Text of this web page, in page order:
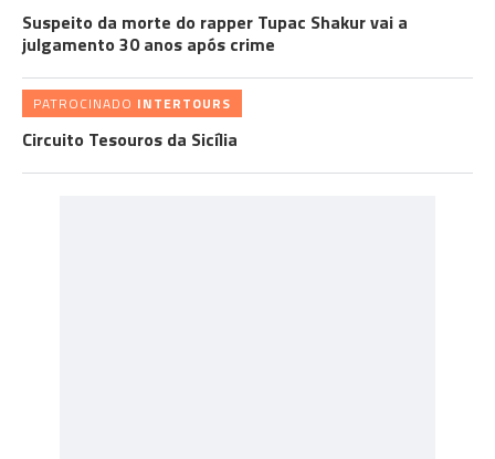
Suspeito da morte do rapper Tupac Shakur vai a
julgamento 30 anos após crime
PATROCINADO INTERTOURS
Circuito Tesouros da Sicília